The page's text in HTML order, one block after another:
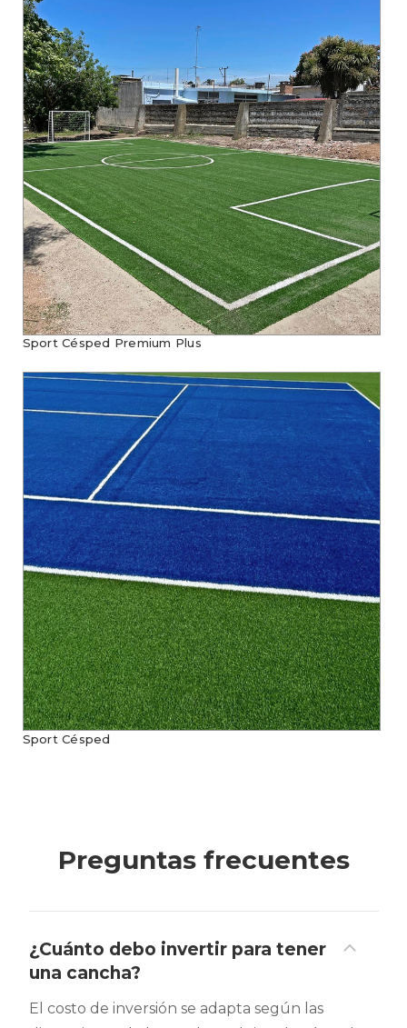
Sport Césped Premium Plus
Sport Césped
Preguntas frecuentes
¿Cuánto debo invertir para tener
una cancha?
El costo de inversión se adapta según las